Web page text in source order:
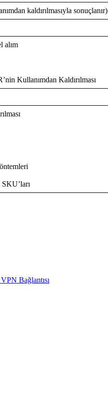
kaldırılmasıyla sonuçlanır)
alım
Kullanımdan Kaldırılması
Bağlantısı